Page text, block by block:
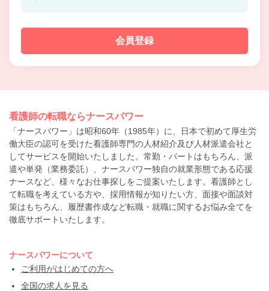
会員登録
看護師の転職ならナースパワー
「ナースパワー」は昭和60年（1985年）に、日本で初めて厚生労
働大臣の認可を受けた看護師専門の人材紹介及び人材派遣会社と
してサービスを開始いたしました。常勤・パートはもちろん、派
遣や単発（業務委託）、ナースパワー独自の就業形態である応援
ナースなど、様々なお仕事探しをご提案いたします。看護師とし
て転職を考えている方や、採用情報が知りたい方、面接や面談対
策はもちろん、履歴書作成など転職・就職に関するお悩み全てを
徹底サポートいたします。
ナースパワーについて
ご利用がはじめての方へ
全国の求人を見る